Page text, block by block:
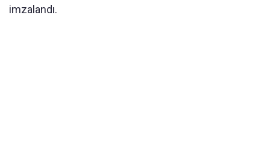
imzalandı.